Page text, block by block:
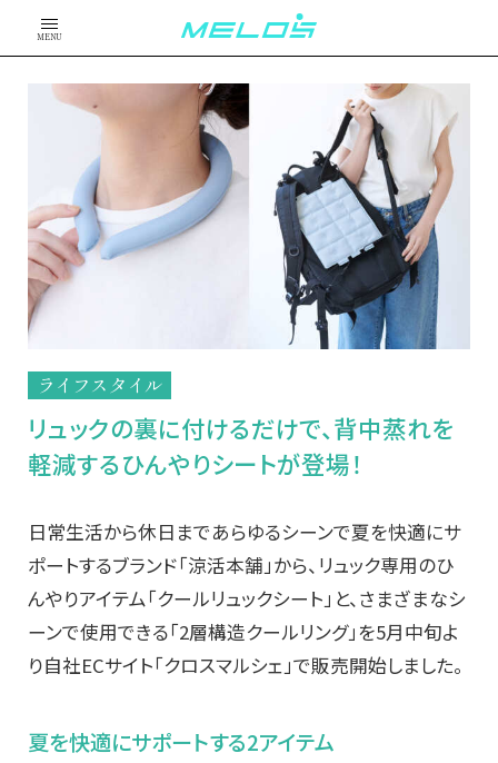
MENU
ライフスタイル
リュックの裏に付けるだけで、背中蒸れを
軽減するひんやりシートが登場！
日常生活から休日まであらゆるシーンで夏を快適にサ
ポートするブランド「涼活本舗」から、リュック専用のひ
んやりアイテム「クールリュックシート」と、さまざまなシ
ーンで使用できる「2層構造クールリング」を5月中旬よ
り自社ECサイト「クロスマルシェ」で販売開始しました。
夏を快適にサポートする2アイテム